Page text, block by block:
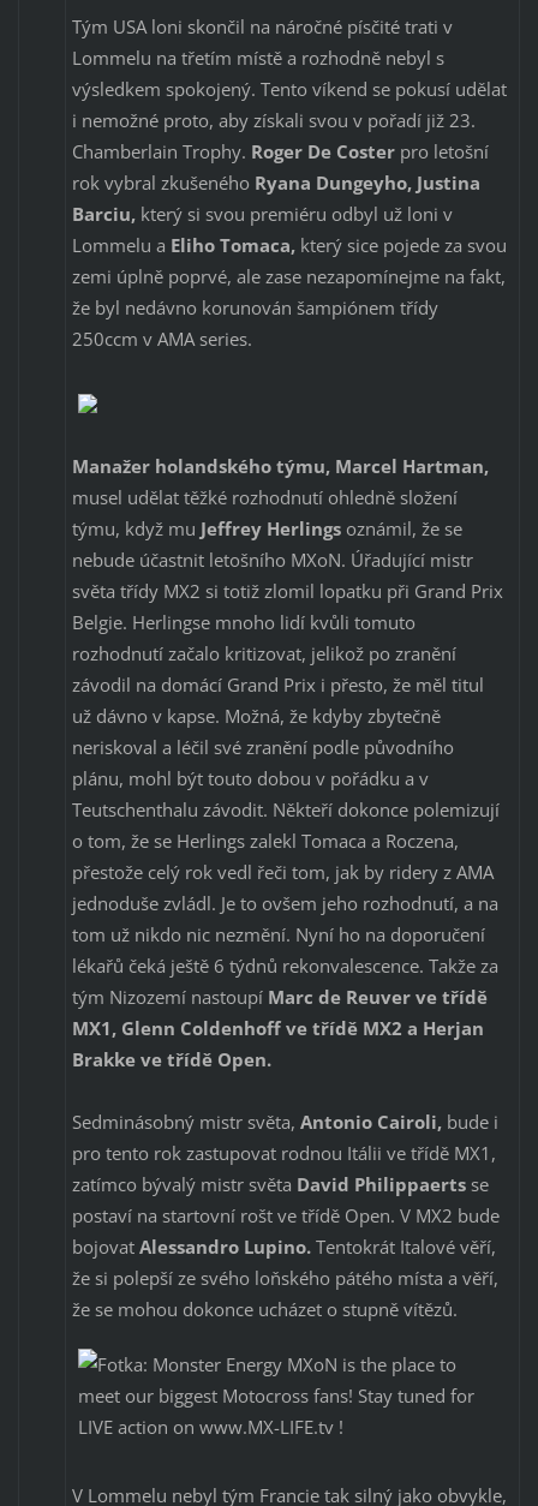
Tým USA loni skončil na náročné písčité trati v
Lommelu na třetím místě a rozhodně nebyl s
výsledkem spokojený. Tento víkend se pokusí udělat
i nemožné proto, aby získali svou v pořadí již 23.
Chamberlain Trophy. Roger De Costerpro letošní
rok vybral zkušeného Ryana Dungeyho, Justina
Barciu,který si svou premiéru odbyl už loni v
Lommelu a Eliho Tomaca,který sice pojede za svou
zemi úplně poprvé, ale zase nezapomínejme na fakt,
že byl nedávno korunován šampiónem třídy
250ccm v AMA series.
Manažer holandského týmu, Marcel Hartman,
musel udělat těžké rozhodnutí ohledně složení
týmu, když mu Jeffrey Herlingsoznámil, že se
nebude účastnit letošního MXoN. Úřadující mistr
světa třídy MX2 si totiž zlomil lopatku při Grand Prix
Belgie. Herlingse mnoho lidí kvůli tomuto
rozhodnutí začalo kritizovat, jelikož po zranění
závodil na domácí Grand Prix i přesto, že měl titul
už dávno v kapse. Možná, že kdyby zbytečně
neriskoval a léčil své zranění podle původního
plánu, mohl být touto dobou v pořádku a v
Teutschenthalu závodit. Někteří dokonce polemizují
o tom, že se Herlings zalekl Tomaca a Roczena,
přestože celý rok vedl řeči tom, jak by ridery z AMA
jednoduše zvládl. Je to ovšem jeho rozhodnutí, a na
tom už nikdo nic nezmění. Nyní ho na doporučení
lékařů čeká ještě 6 týdnů rekonvalescence. Takže za
tým Nizozemí nastoupí Marc de Reuver ve třídě
MX1, Glenn Coldenhoff ve třídě MX2 a Herjan
Brakke ve třídě Open.
Sedminásobný mistr světa, Antonio Cairoli,bude i
pro tento rok zastupovat rodnou Itálii ve třídě MX1,
zatímco bývalý mistr světa David Philippaertsse
postaví na startovní rošt ve třídě Open. V MX2 bude
bojovat Alessandro Lupino.Tentokrát Italové věří,
že si polepší ze svého loňského pátého místa a věří,
že se mohou dokonce ucházet o stupně vítězů.
V Lommelu nebyl tým Francie tak silný jako obvykle,